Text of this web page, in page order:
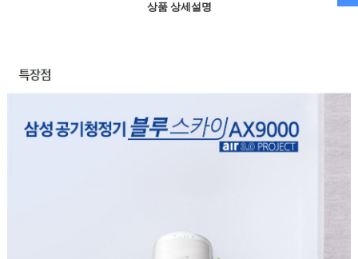
상품 상세설명